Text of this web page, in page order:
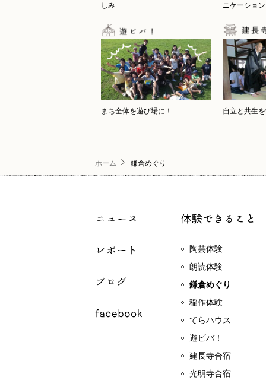
しみ
ニケーショ
まち全体を遊び場に！ 自立と共生
ホーム 鎌倉めぐり
陶芸体験
朗読体験
鎌倉めぐり
稲作体験
てらハウス
遊ビバ！
建長寺合宿
光明寺合宿